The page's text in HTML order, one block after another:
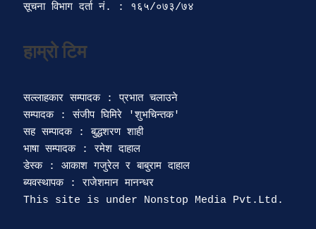
सूचना विभाग दर्ता‍ नं. : १६५/०७३/७४
हाम्रो टिम
सल्लाहकार सम्पादक : प्रभात चलाउने
सम्पादक : संजीप घिमिरे 'शुभचिन्तक'
सह सम्पादक : बुद्धशरण शाही
भाषा सम्पादक : रमेश दाहाल
डेस्क : आकाश गजुरेल र बाबुराम दाहाल
ब्यवस्थापक : राजेशमान मानन्धर